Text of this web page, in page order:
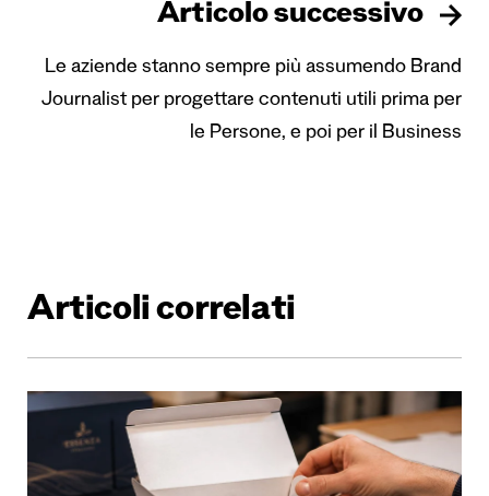
Articolo successivo
Le aziende stanno sempre più assumendo Brand
Journalist per progettare contenuti utili prima per
le Persone, e poi per il Business
Articoli correlati